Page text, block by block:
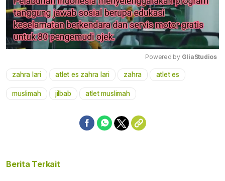
Mute
Powered by GliaStudios
zahra lari atlet es zahra lari zahra atlet es
muslimah jilbab atlet muslimah
Berita Terkait